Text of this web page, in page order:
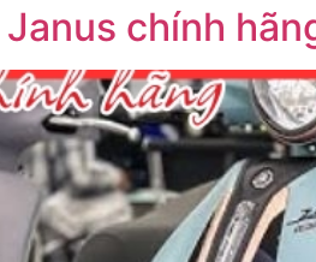
chính